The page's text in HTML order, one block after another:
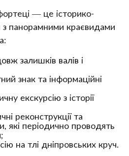
— це історико-
панорамними краєвидами
залишків валів і
знак та інформаційні
екскурсію з історії
реконструкції та
які періодично проводять
на тлі дніпровських круч.